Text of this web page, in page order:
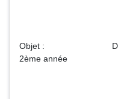
Objet : Demande
2ème année